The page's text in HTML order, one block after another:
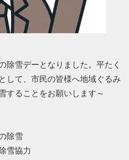
除雪デーとなりました。平たく
して、市民の皆様へ地域ぐるみ
することをお願いします～
除雪
雪協力